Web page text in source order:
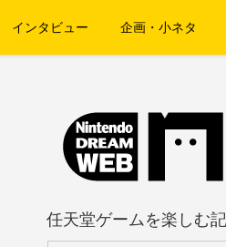
インタビュー 企画・小ネタ
任天堂ゲームを楽しむ